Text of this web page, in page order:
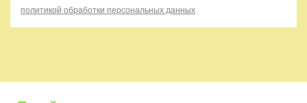
политикой обработки персональных данных